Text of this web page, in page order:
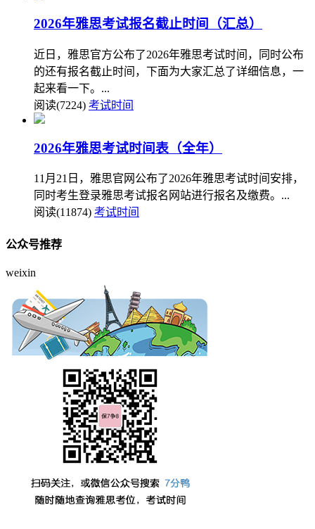
2026年雅思考试报名截止时间（汇总）
近日，雅思官方公布了2026年雅思考试时间，同时公布
的还有报名截止时间，下面为大家汇总了详细信息，一
起来看一下。...
阅读(7224) 考试时间
2026年雅思考试时间表（全年）
11月21日，雅思官网公布了2026年雅思考试时间安排，
同时考生登录雅思考试报名网站进行报名及缴费。...
阅读(11874) 考试时间
公众号推荐
weixin